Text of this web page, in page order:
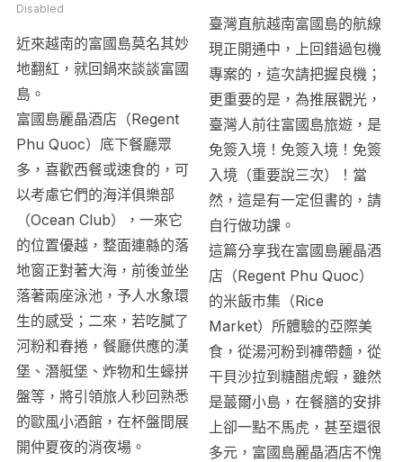
Disabled
近來越南的富國島莫名其妙
地翻紅，就回鍋來談談富國
島。
富國島麗晶酒店（Regent
Phu Quoc）底下餐廳眾
多，喜歡西餐或速食的，可
以考慮它們的海洋俱樂部
（Ocean Club），一來它
的位置優越，整面連緜的落
地窗正對著大海，前後並坐
落著兩座泳池，予人水象環
生的感受；二來，若吃膩了
河粉和春捲，餐廳供應的漢
堡、潛艇堡、炸物和生蠔拼
盤等，將引領旅人秒回熟悉
的歐風小酒館，在杯盤間展
開仲夏夜的消夜場。
臺灣直航越南富國島的航線
現正開通中，上回錯過包機
專案的，這次請把握良機；
更重要的是，為推展觀光，
臺灣人前往富國島旅遊，是
免簽入境！免簽入境！免簽
入境（重要說三次）！當
然，這是有一定但書的，請
自行做功課。
這篇分享我在富國島麗晶酒
店（Regent Phu Quoc）
的米飯市集（Rice
Market）所體驗的亞際美
食，從湯河粉到褲帶麵，從
干貝沙拉到糖醋虎蝦，雖然
是蕞爾小島，在餐膳的安排
上卻一點不馬虎，甚至還很
多元，富國島麗晶酒店不愧